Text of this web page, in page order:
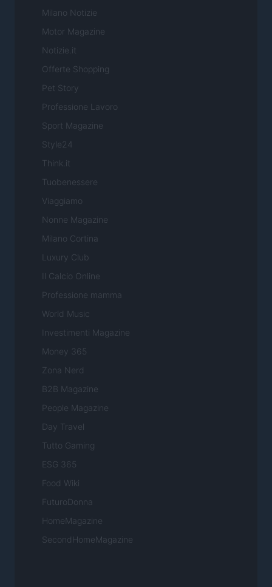
Milano Notizie
Motor Magazine
Notizie.it
Offerte Shopping
Pet Story
Professione Lavoro
Sport Magazine
Style24
Think.it
Tuobenessere
Viaggiamo
Nonne Magazine
Milano Cortina
Luxury Club
Il Calcio Online
Professione mamma
World Music
Investimenti Magazine
Money 365
Zona Nerd
B2B Magazine
People Magazine
Day Travel
Tutto Gaming
ESG 365
Food Wiki
FuturoDonna
HomeMagazine
SecondHomeMagazine